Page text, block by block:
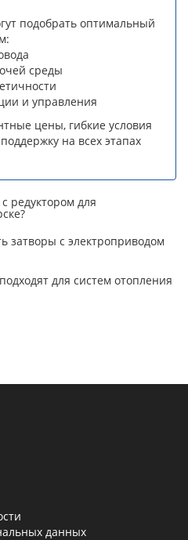
подобрать оптимальный
среды
и управления
цены, гибкие условия
на всех этапах
редуктором для
затворы с электроприводом
для систем отопления
данных